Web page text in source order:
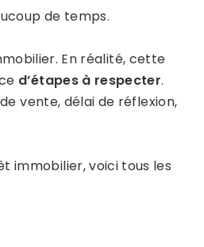
de temps.
En réalité, cette
d’étapes à respecter.
vente, délai de réflexion,
immobilier, voici tous les